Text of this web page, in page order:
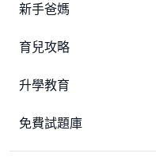
新手爸媽
育兒攻略
升學教育
免費試題庫